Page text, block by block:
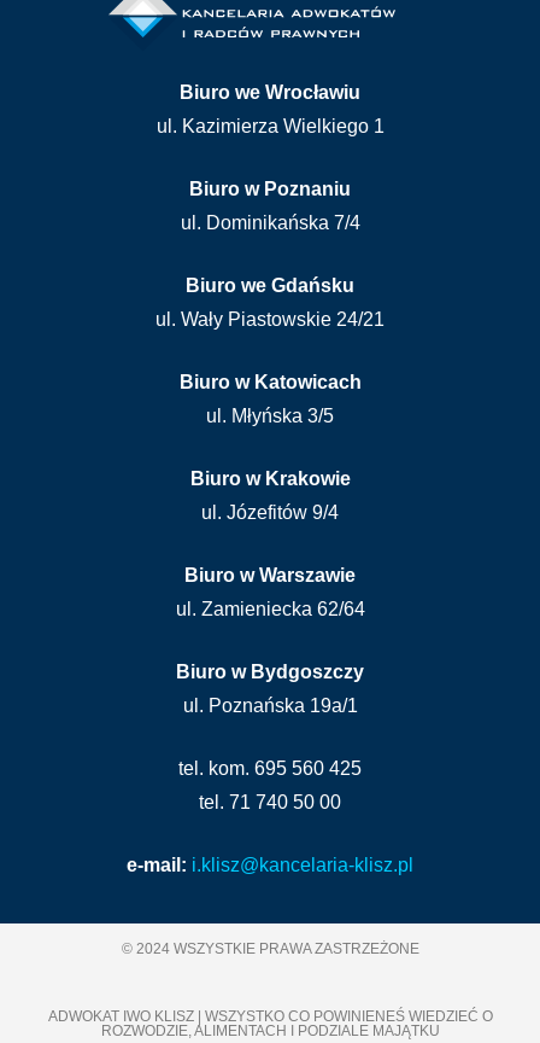
Biuro we Wrocławiu
ul. Kazimierza Wielkiego 1
Biuro w Poznaniu
ul. Dominikańska 7/4
Biuro we Gdańsku
ul. Wały Piastowskie 24/21
Biuro w Katowicach
ul. Młyńska 3/5
Biuro w Krakowie
ul. Józefitów 9/4
Biuro w Warszawie
ul. Zamieniecka 62/64
Biuro w Bydgoszczy
ul. Poznańska 19a/1
tel. kom. 695 560 425
tel. 71 740 50 00
e-mail: i.klisz@kancelaria-klisz.pl
© 2024 WSZYSTKIE PRAWA ZASTRZEŻONE
ADWOKAT IWO KLISZ | WSZYSTKO CO POWINIENEŚ WIEDZIEĆ O
ROZWODZIE, ALIMENTACH I PODZIALE MAJĄTKU